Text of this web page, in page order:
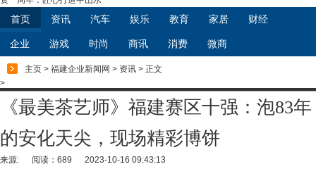
首页 资讯 汽车 娱乐 教育 家居 财经
企业 游戏 时尚 商讯 消费 微商
主页 > 福建企业新闻网 > 资讯 > 正文
>
《最美茶艺师》福建赛区十强：泡83年
的安化天尖，现场精彩博饼
来源: 阅读：689 2023-10-16 09:43:13